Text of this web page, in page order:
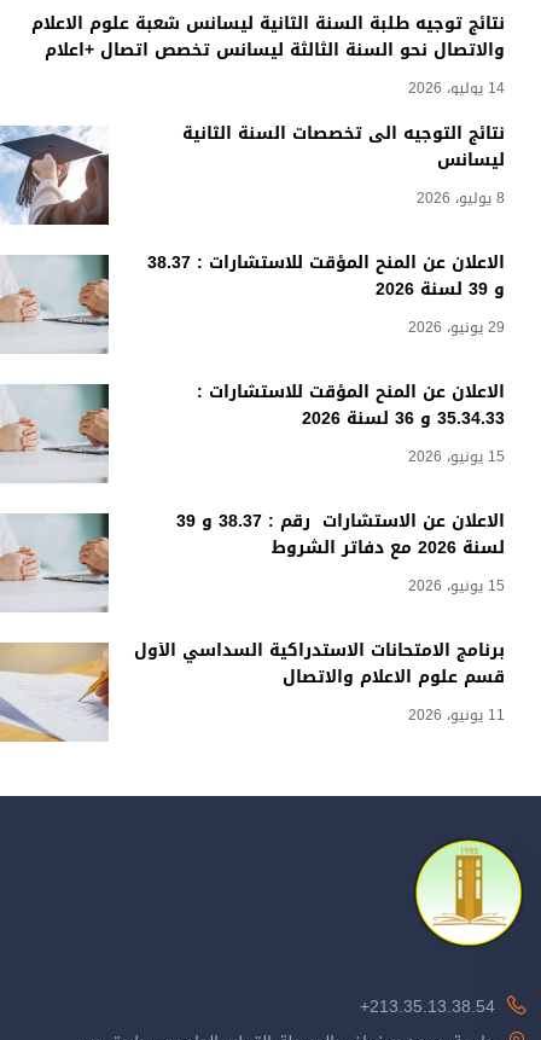
نتائج توجيه طلبة السنة الثانية ليسانس شعبة علوم الاعلام
والاتصال نحو السنة الثالثة ليسانس تخصص اتصال +اعلام
14 يوليو، 2026
نتائج التوجيه الى تخصصات السنة الثانية
ليسانس
8 يوليو، 2026
الاعلان عن المنح المؤقت للاستشارات : 38.37
و 39 لسنة 2026
29 يونيو، 2026
الاعلان عن المنح المؤقت للاستشارات :
35.34.33 و 36 لسنة 2026
15 يونيو، 2026
الاعلان عن الاستشارات رقم : 38.37 و 39
لسنة 2026 مع دفاتر الشروط
15 يونيو، 2026
برنامج الامتحانات الاستدراكية السداسي الأول
قسم علوم الاعلام والاتصال
11 يونيو، 2026
213.35.13.38.54+